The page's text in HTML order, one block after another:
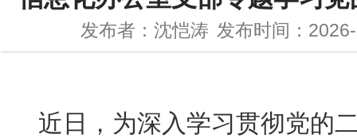
发布者：沈恺涛 发布时间：
近日， 为深入学习贯彻党的